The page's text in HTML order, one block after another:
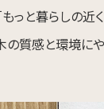
っと暮らしの
質感と環境に